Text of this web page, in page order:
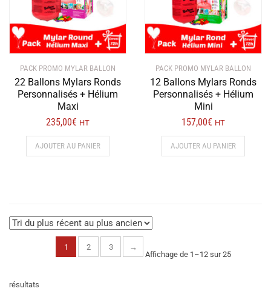
PACK PROMO MYLAR BALLON
22 Ballons Mylars Ronds
Personnalisés + Hélium
Maxi
235,00€ HT
AJOUTER AU PANIER
PACK PROMO MYLAR BALLON
12 Ballons Mylars Ronds
Personnalisés + Hélium
Mini
157,00€ HT
AJOUTER AU PANIER
1 2 3
→
Affichage de 1–12 sur 25
résultats